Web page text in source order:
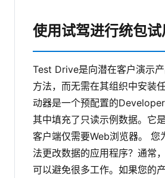
使用试驾进行统包试
Test Drive是向潜在客户演示
方法，而无需在其组织中安装
动器是一个预配置的
其中填充了只读示例数据。它
客户端仅需要Web浏览器。
您
法更改数据的应用程序？通常
可以避免很多工作。如果您的